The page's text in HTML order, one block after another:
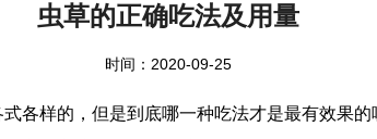
虫草的正确吃法及用量
时间：2020-09-25
各样的，但是到底哪一种吃法才是最有效果